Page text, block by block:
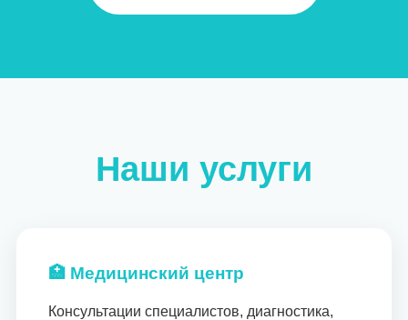
Наши услуги
🏥 Медицинский центр
Консультации специалистов, диагностика,